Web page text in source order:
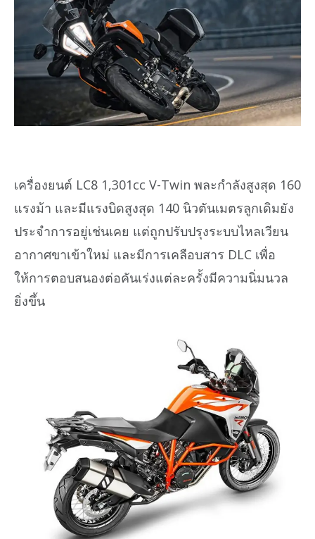
เครื่องยนต์ LC8 1,301cc V-Twin พละกำลังสูงสุด 160
แรงม้า และมีแรงบิดสูงสุด 140 นิวตันเมตรลูกเดิมยัง
ประจำการอยู่เช่นเคย แต่ถูกปรับปรุงระบบไหลเวียน
อากาศขาเข้าใหม่ และมีการเคลือบสาร DLC เพื่อ
ให้การตอบสนองต่อคันเร่งแต่ละครั้งมีความนิ่มนวล
ยิ่งขึ้น